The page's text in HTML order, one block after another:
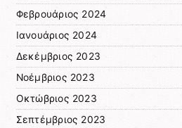
Φεβρουάριος 2024
Ιανουάριος 2024
Δεκέμβριος 2023
Νοέμβριος 2023
Οκτώβριος 2023
Σεπτέμβριος 2023